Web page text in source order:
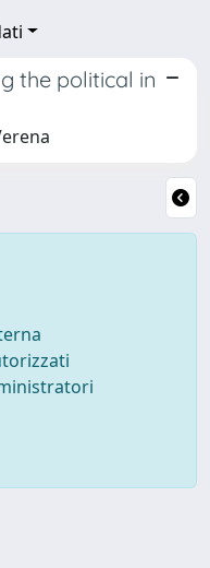
the political in